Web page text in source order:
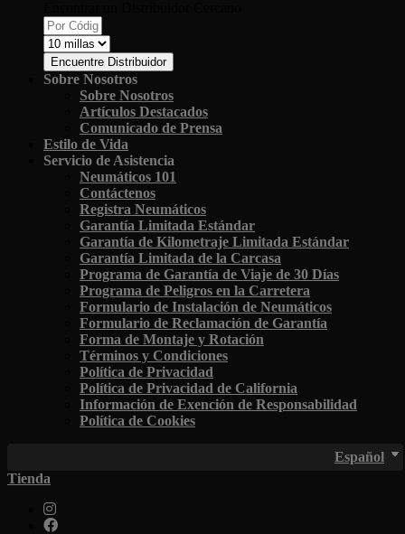
Encuentre Distribuidor
Sobre Nosotros
Sobre Nosotros
Artículos Destacados
Comunicado de Prensa
Estilo de Vida
Servicio de Asistencia
Neumáticos 101
Contáctenos
Registra Neumáticos
Garantía Limitada Estándar
Garantía de Kilometraje Limitada Estándar
Garantía Limitada de la Carcasa
Programa de Garantía de Viaje de 30 Días
Programa de Peligros en la Carretera
Formulario de Instalación de Neumáticos
Formulario de Reclamación de Garantía
Forma de Montaje y Rotación
Términos y Condiciones
Política de Privacidad
Política de Privacidad de California
Información de Exención de Responsabilidad
Política de Cookies
Español
Tienda